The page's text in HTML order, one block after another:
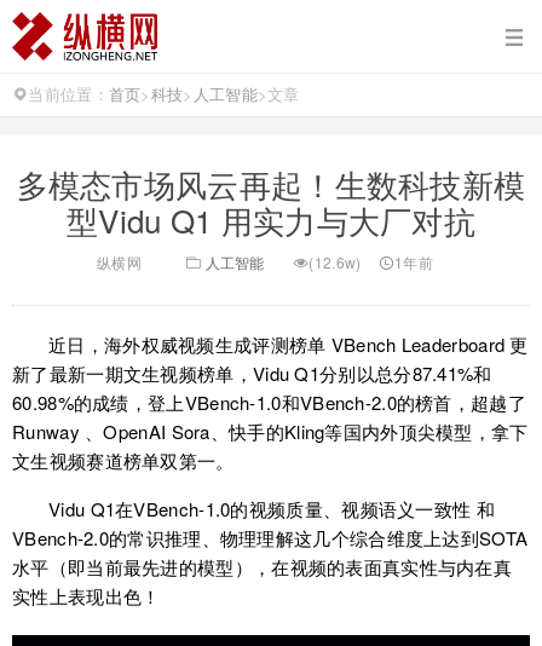
当前位置： 首页>科技> 人工智能>文章
多模态市场风云再起！生数科技新模
型Vidu Q1 用实力与大厂对抗
纵横网 人工智能 (12.6w) 1年前
近日，海外权威视频生成评测榜单 VBench Leaderboard 更
新了最新一期文生视频榜单，Vidu Q1分别以总分87.41%和
60.98%的成绩，登上VBench-1.0和VBench-2.0的榜首，超越了
Runway 、OpenAI Sora、快手的Kling等国内外顶尖模型，拿下
文生视频赛道榜单双第一。
Vidu Q1在VBench-1.0的视频质量、视频语义一致性 和
VBench-2.0的常识推理、物理理解这几个综合维度上达到SOTA
水平（即当前最先进的模型），在视频的表面真实性与内在真
实性上表现出色！